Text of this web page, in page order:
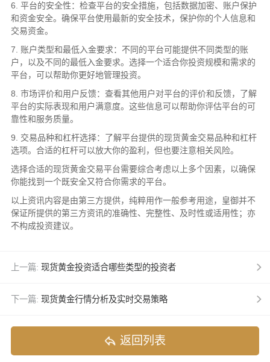
6. 平台的安全性：检查平台的安全措施，包括数据加密、账户保护
和资金安全。确保平台使用最新的安全技术，保护你的个人信息和
交易资金。
7. 账户类型和最低入金要求：不同的平台可能提供不同类型的账
户，以及不同的最低入金要求。选择一个适合你投资规模和需求的
平台，可以帮助你更好地管理投资。
8. 市场评价和用户反馈：查看其他用户对平台的评价和反馈，了解
平台的实际表现和用户满意度。这些信息可以帮助你评估平台的可
靠性和服务质量。
9. 交易品种和杠杆选择：了解平台提供的现货黄金交易品种和杠杆
选项。合适的杠杆可以放大你的盈利，但也要注意相关风险。
选择合适的现货黄金交易平台需要综合考虑以上多个因素，以确保
你能找到一个既安全又符合你需求的平台。
以上资讯内容是由第三方提供，纯粹用作一般参考用途，皇御并不
保证所提供的第三方资讯的准确性、完整性、及时性或适用性；亦
不构成投资建议。
上一篇: 现货黄金投资适合哪些类型的投资者
下一篇: 现货黄金行情分析及实时交易策略
返回列表